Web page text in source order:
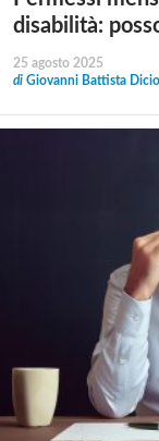
disabilità:
25 agosto 2025
di Giovanni Battista